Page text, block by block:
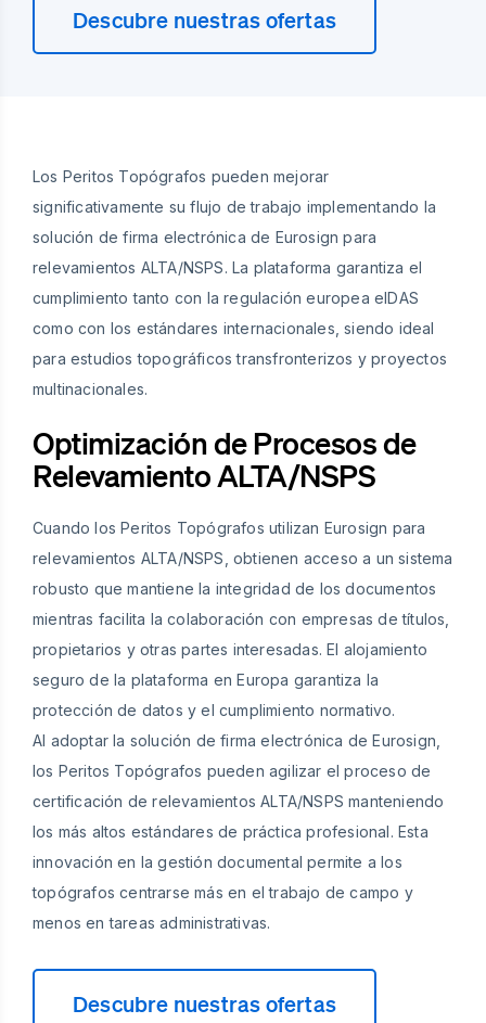
Descubre nuestras ofertas
Los Peritos Topógrafos pueden mejorar
significativamente su flujo de trabajo implementando la
solución de firma electrónica de Eurosign para
relevamientos ALTA/NSPS. La plataforma garantiza el
cumplimiento tanto con la regulación europea eIDAS
como con los estándares internacionales, siendo ideal
para estudios topográficos transfronterizos y proyectos
multinacionales.
Optimización de Procesos de
Relevamiento ALTA/NSPS
Cuando los Peritos Topógrafos utilizan Eurosign para
relevamientos ALTA/NSPS, obtienen acceso a un sistema
robusto que mantiene la integridad de los documentos
mientras facilita la colaboración con empresas de títulos,
propietarios y otras partes interesadas. El alojamiento
seguro de la plataforma en Europa garantiza la
protección de datos y el cumplimiento normativo.
Al adoptar la solución de firma electrónica de Eurosign,
los Peritos Topógrafos pueden agilizar el proceso de
certificación de relevamientos ALTA/NSPS manteniendo
los más altos estándares de práctica profesional. Esta
innovación en la gestión documental permite a los
topógrafos centrarse más en el trabajo de campo y
menos en tareas administrativas.
Descubre nuestras ofertas